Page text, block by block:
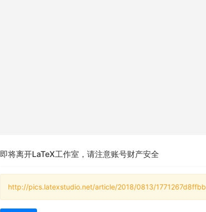
即将离开LaTeX工作室，请注意账号财产安全
http://pics.latexstudio.net/article/2018/0813/